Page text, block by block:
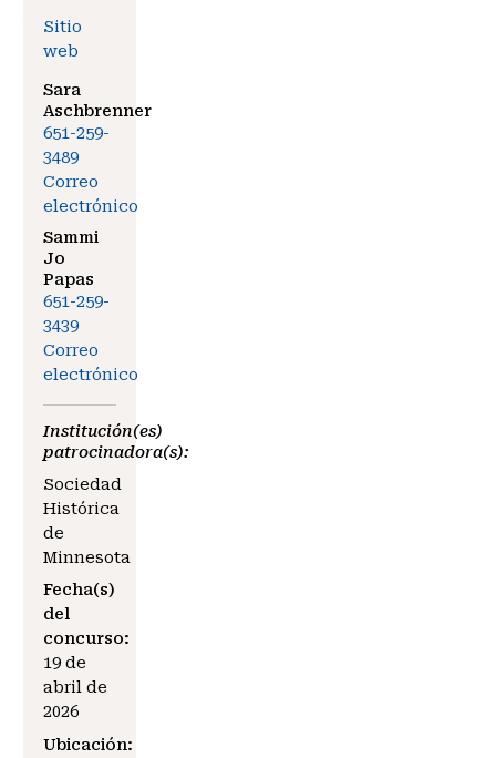
Sitio
web
Sara
Aschbrenner
651-259-
3489
Correo
electrónico
Sammi
Jo
Papas
651-259-
3439
Correo
electrónico
Institución(es)
patrocinadora(s):
Sociedad
Histórica
de
Minnesota
Fecha(s)
del
concurso:
19 de
abril de
2026
Ubicación: